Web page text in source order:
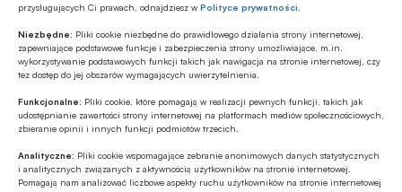
przysługujących Ci prawach, odnajdziesz wPolityce prywatności
Niezbędne: Pliki cookie niezbędne do prawidłowego działania strony internetowej,
zapewniające podstawowe funkcje i zabezpieczenia strony umożliwiające, m.in.
wykorzystywanie podstawowych funkcji takich jak nawigacja na stronie internetowej, czy
tez dostęp do jej obszarów wymagających uwierzytelnienia.
Funkcjonalne: Pliki cookie, które pomagają w realizacji pewnych funkcji, takich jak
udostępnianie zawartości strony internetowej na platformach mediów społecznościowych,
zbieranie opinii i innych funkcji podmiotów trzecich.
Analityczne: Pliki cookie wspomagające zebranie anonimowych danych statystycznych
i analitycznych związanych z aktywnością użytkowników na stronie internetowej.
Pomagają nam analizować liczbowe aspekty ruchu użytkowników na stronie internetowej
Z RYNKU FINANSOWEGO
Branża leasingowa o inwestycjach w
polskiej gospodarce, programie SAFE i
GOSPODARKA
Polsce